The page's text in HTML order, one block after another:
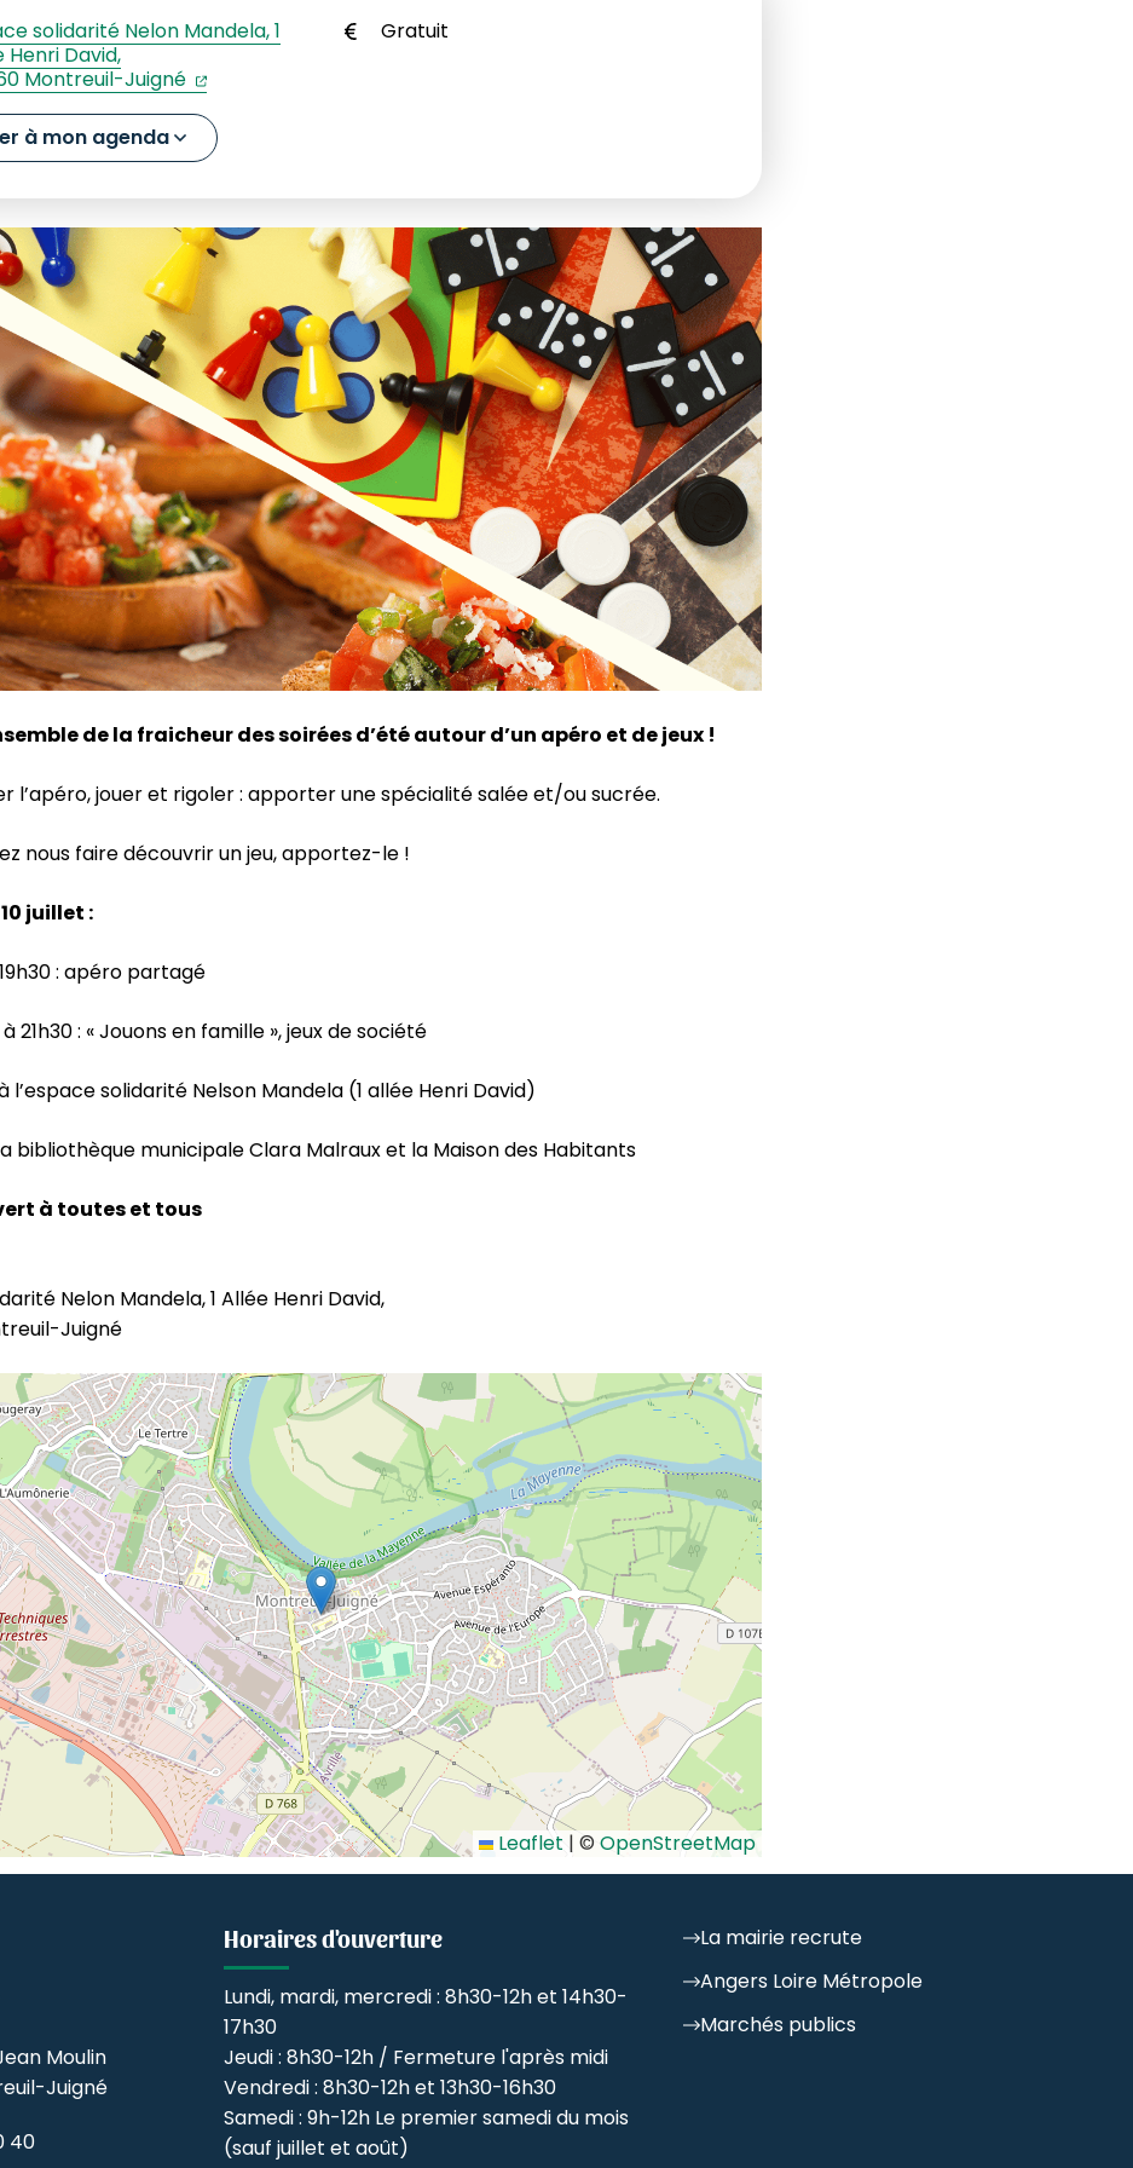
solidarité Nelon Mandela, 1
Henri David,
Montreuil-Juigné (ouverture dans un nouvel onglet)
(ouverture dans un nouvel onglet)
Gratuit
à mon agenda
de la fraicheur des soirées d’été autour d’un apéro et de jeux !
l’apéro, jouer et rigoler : apporter une spécialité salée et/ou sucrée.
nous faire découvrir un jeu, apportez-le !
juillet :
: apéro partagé
21h30 : « Jouons en famille », jeux de société
l’espace solidarité Nelson Mandela (1 allée Henri David)
bibliothèque municipale Clara Malraux et la Maison des Habitants
à toutes et tous
Nelon Mandela, 1 Allée Henri David,
Juigné
Leaflet | © OpenStreetMap
Moulin
Juigné
40
Horaires d'ouverture
Lundi, mardi, mercredi : 8h30-12h et 14h30-
17h30
Jeudi : 8h30-12h / Fermeture l'après midi
Vendredi : 8h30-12h et 13h30-16h30
Samedi : 9h-12h Le premier samedi du mois
(sauf juillet et août)
La mairie recrute
Angers Loire Métropole
Marchés publics